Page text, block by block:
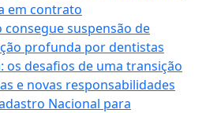
em contrato
suspensão de
profunda por dentistas
desafios de uma transição
e novas responsabilidades
Nacional para